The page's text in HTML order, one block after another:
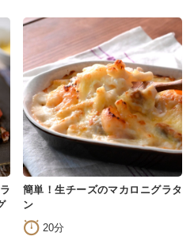
簡単！生チーズのマカロニグラタ
ン
20分